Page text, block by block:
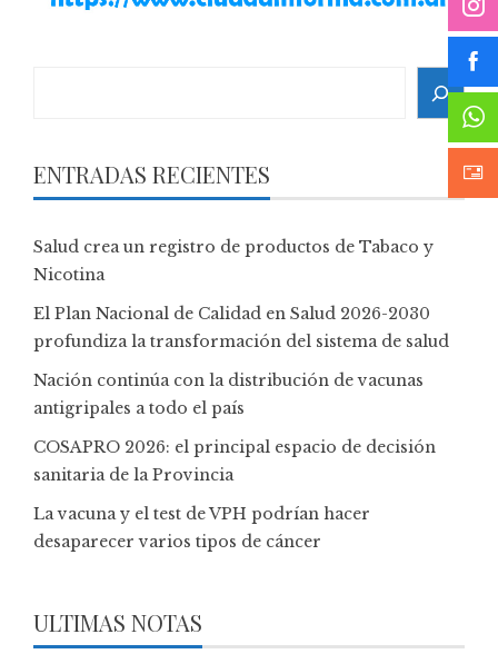
ENTRADAS RECIENTES
Salud crea un registro de productos de Tabaco y
Nicotina
El Plan Nacional de Calidad en Salud 2026-2030
profundiza la transformación del sistema de salud
Nación continúa con la distribución de vacunas
antigripales a todo el país
COSAPRO 2026: el principal espacio de decisión
sanitaria de la Provincia
La vacuna y el test de VPH podrían hacer
desaparecer varios tipos de cáncer
ULTIMAS NOTAS